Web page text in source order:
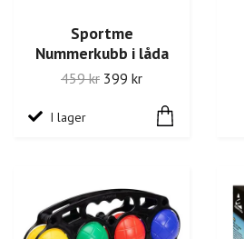
Sportme
Nummerkubb i låda
459 kr 399 kr
I lager